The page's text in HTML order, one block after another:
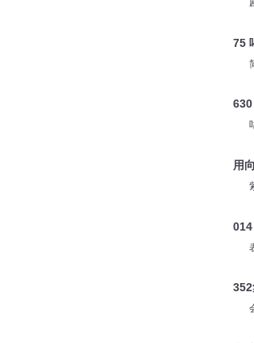
75
用
014